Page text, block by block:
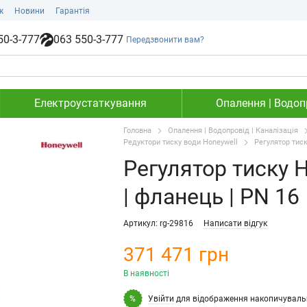
Новини Гарантія
3-777 063 550-3-777 Передзвонити вам?
Електроустаткування Опалення |
Головна Опалення | Водопровід | Каналізація
Редуктори тиску води Honeywell
Регулятор
Регулятор тиску
| фланець | PN 16
Артикул: rg-29816 Написати відгук
371 471 грн
В наявності
% Увійти для відображення